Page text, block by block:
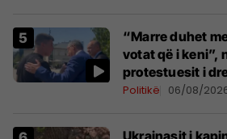
“Marre duhet
votat që i keni”,
protestuesit i
Hamzës
Politikë 06/08/